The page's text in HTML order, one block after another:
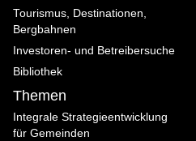
zu
Tourismus, Destinationen,
Bergbahnen
Investoren- und Betreibersuche
Bibliothek
Themen
Integrale Strategieentwicklung
für Gemeinden